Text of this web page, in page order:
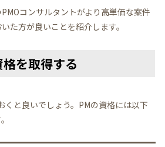
コンサルタントがより高単価な案件
た方が良いことを紹介します。
を取得する
くと良いでしょう。PMの資格には以下